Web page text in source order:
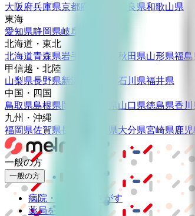
大阪府兵庫県京都府 奈良県和歌山県
東海
愛知県静岡県岐阜県
北海道・東北
北海道青森県岩手県 秋田県山形県福島
甲信越・北陸
山梨県長野県新潟県 石川県福井県
中国・四国
鳥取県島根県 岡山県 山口県徳島県香川
九州・沖縄
福岡県佐賀県長崎県 熊本県大分県宮崎県鹿児
一般の方
一般の方
病院・診療所をさがす
薬局をさがす